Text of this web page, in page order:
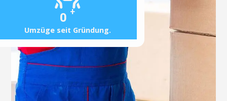
0 +
Umzüge seit Gründung.